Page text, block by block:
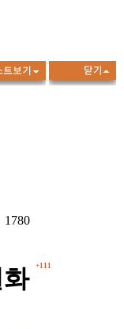
1780
+111